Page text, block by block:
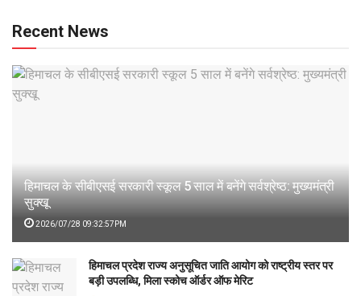
Recent News
हिमाचल के सीबीएसई सरकारी स्कूल 5 साल में बनेंगे सर्वश्रेष्ठ: मुख्यमंत्री
सुक्खू
2026/07/28 09:32:57PM
हिमाचल प्रदेश राज्य अनुसूचित जाति आयोग को राष्ट्रीय स्तर पर
बड़ी उपलब्धि, मिला स्कोच ऑर्डर ऑफ मेरिट